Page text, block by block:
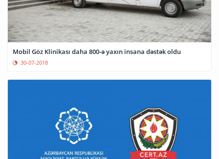
Mobil Göz Klinikası daha 800-ə yaxın insana dəstək oldu
30-07-2018